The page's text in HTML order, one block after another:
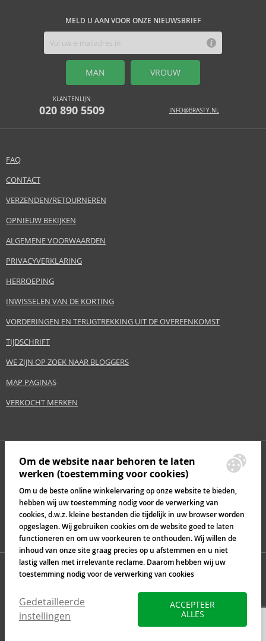
MELD U AAN VOOR ONZE NIEUWSBRIEF
MAN VROUW
KLANTENLIJN
020 890 5509 INFO@BRASTY.NL
FAQ
CONTACT
VERZENDEN/RETOURNEREN
OPNIEUW BEKIJKEN
ALGEMENE VOORWAARDEN
PRIVACYVERKLARING
HERROEPING
INWISSELEN VAN DE KORTING
VORDERINGEN EN TERUGTREKKING UIT DE OVEREENKOMST
TIJDSCHRIFT
WE ZIJN OP ZOEK NAAR BLOGGERS
MAP PAGINAS
VERKOCHT MERKEN
Om de website naar behoren te laten
werken (toestemming voor cookies)
Om u de beste online winkelervaring op onze website te bieden,
hebben wij uw toestemming nodig voor de verwerking van
cookies, d.w.z. kleine bestanden die tijdelijk in uw browser worden
opgeslagen. Wij gebruiken cookies om de website goed te laten
functioneren en om uw voorkeuren te onthouden. Wij willen de
inhoud van onze site graag precies op u afstemmen en u niet
lastig vallen met irrelevante reclame. Daarom hebben wij uw
toestemming nodig voor de verwerking van cookies
Gedetailleerde
instellingen
ACCEPTEER
ALLES